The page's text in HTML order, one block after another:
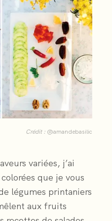
Crédit : @amandebasilic
variées, j’ai
que je vous
légumes printaniers
aux fruits